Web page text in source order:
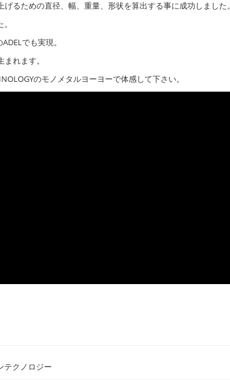
るための直径、幅、重量、形状を算出する事に成功しました。
でも実現。
れます。
のモノメタルヨーヨーで体感して下さい。
テクノロジー